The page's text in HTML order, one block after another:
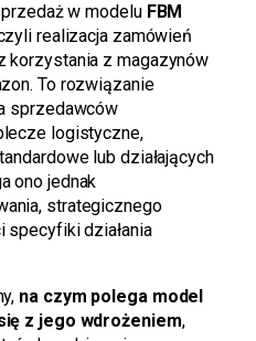
w modelu FBM
realizacja zamówień
korzystania z magazynów
To rozwiązanie
sprzedawców
logistyczne,
lub działających
ono jednak
strategicznego
specyfiki działania
na czym polega model
z jego wdrożeniem,